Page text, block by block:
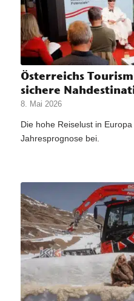
Österreichs
sichere
8. Mai 2026
Die hohe Reiselust in
Jahresprognose bei.